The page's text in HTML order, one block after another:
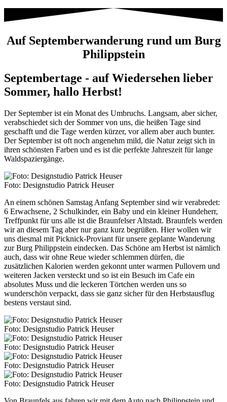
Auf Septemberwanderung rund um Burg
Philippstein
Septembertage - auf Wiedersehen lieber
Sommer, hallo Herbst!
Der September ist ein Monat des Umbruchs. Langsam, aber sicher,
verabschiedet sich der Sommer von uns, die heißen Tage sind
geschafft und die Tage werden kürzer, vor allem aber auch bunter.
Der September ist oft noch angenehm mild, die Natur zeigt sich in
ihren schönsten Farben und es ist die perfekte Jahreszeit für lange
Waldspaziergänge.
Foto: Designstudio Patrick Heuser
An einem schönen Samstag Anfang September sind wir verabredet:
6 Erwachsene, 2 Schulkinder, ein Baby und ein kleiner Hundeherr,
Treffpunkt für uns alle ist die Braunfelser Altstadt. Braunfels werden
wir an diesem Tag aber nur ganz kurz begrüßen. Hier wollen wir
uns diesmal mit Picknick-Proviant für unsere geplante Wanderung
zur Burg Philippstein eindecken. Das Schöne am Herbst ist nämlich
auch, dass wir ohne Reue wieder schlemmen dürfen, die
zusätzlichen Kalorien werden gekonnt unter warmen Pullovern und
weiteren Jacken versteckt und so ist ein Besuch im Cafe ein
absolutes Muss und die leckeren Törtchen werden uns so
wunderschön verpackt, dass sie ganz sicher für den Herbstausflug
bestens verstaut sind.
Foto: Designstudio Patrick Heuser
Foto: Designstudio Patrick Heuser
Foto: Designstudio Patrick Heuser
Foto: Designstudio Patrick Heuser